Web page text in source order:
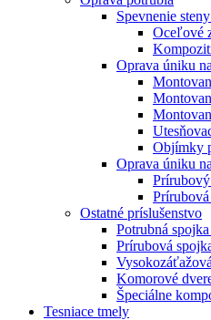
Spevnenie
Oceľové
Oprava úniku
Objímky
Oprava úniku
Prírubový
Ostatné príslušenstvo
Potrubná
Prírubová
Komorové
Špeciálne
Tesniace tmely